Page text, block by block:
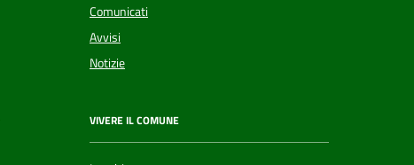
Comunicati
Avvisi
Notizie
VIVERE IL COMUNE